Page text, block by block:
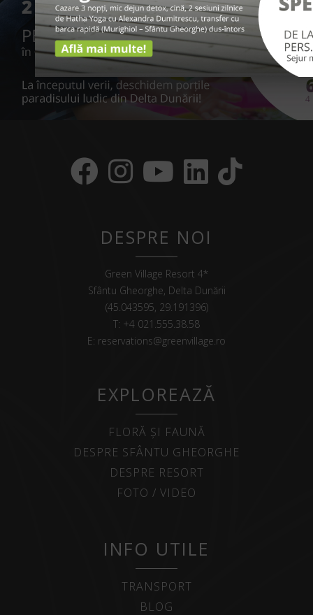
DESPRE NOI
Green Village Resort 4*
Sfântu Gheorghe, Delta Dunării
(45.043595, 29.191396)
T: +4 021.555.38.58
E: reservations@greenvillage.ro
EXPLOREAZĂ
FLORĂ ȘI FAUNĂ
DESPRE SFÂNTU GHEORGHE
DESPRE RESORT
FOTO / VIDEO
INFO UTILE
TRANSPORT
BLOG